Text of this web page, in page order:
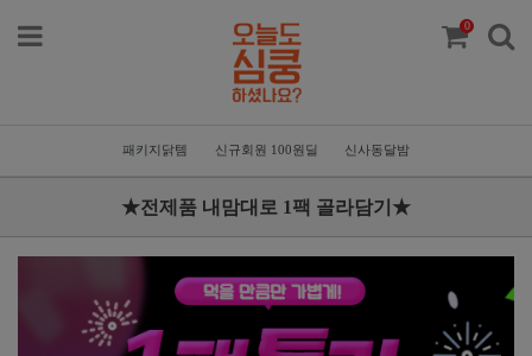
0
패키지닭템 신규회원 100원딜 신사동달밤
★전제품 내맘대로 1팩 골라담기★